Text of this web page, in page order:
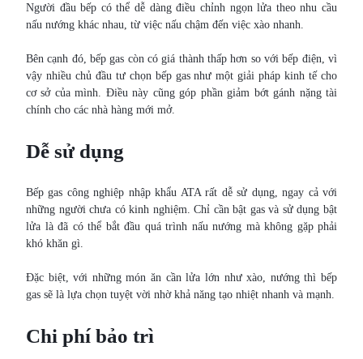
Người đầu bếp có thể dễ dàng điều chỉnh ngọn lửa theo nhu cầu
nấu nướng khác nhau, từ việc nấu chậm đến việc xào nhanh.
Bên cạnh đó, bếp gas còn có giá thành thấp hơn so với bếp điện, vì
vậy nhiều chủ đầu tư chọn bếp gas như một giải pháp kinh tế cho
cơ sở của mình. Điều này cũng góp phần giảm bớt gánh nặng tài
chính cho các nhà hàng mới mở.
Dễ sử dụng
Bếp gas công nghiệp nhập khẩu ATA rất dễ sử dụng, ngay cả với
những người chưa có kinh nghiệm. Chỉ cần bật gas và sử dụng bật
lửa là đã có thể bắt đầu quá trình nấu nướng mà không gặp phải
khó khăn gì.
Đặc biệt, với những món ăn cần lửa lớn như xào, nướng thì bếp
gas sẽ là lựa chọn tuyệt vời nhờ khả năng tạo nhiệt nhanh và mạnh.
Chi phí bảo trì